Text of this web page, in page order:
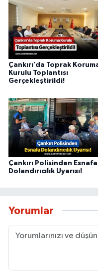
Çankırı’da Toprak
Kurulu Toplantısı
Gerçekleştirildi!
Çankırı Polisinden Esnafa
Dolandırıcılık Uyarısı!
Yorumlar